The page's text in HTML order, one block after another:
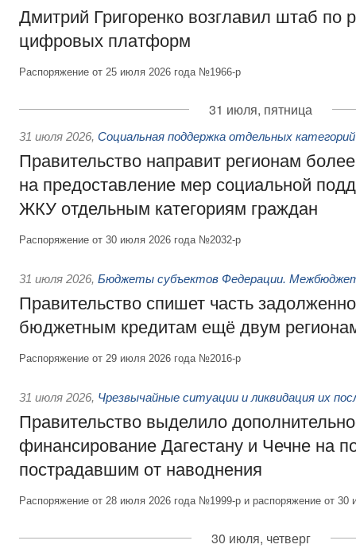
Дмитрий Григоренко возглавил штаб по
цифровых платформ
Распоряжение от 25 июля 2026 года №1966-р
31 июля, пятница
31 июля 2026, Социальная поддержка отдельных
Правительство направит регионам
на предоставление мер социальной
ЖКУ отдельным категориям граждан
Распоряжение от 30 июля 2026 года №2032-р
31 июля 2026, Бюджеты субъектов Федерации.
Правительство спишет часть
бюджетным кредитам ещё двум
Распоряжение от 29 июля 2026 года №2016-р
31 июля 2026, Чрезвычайные ситуации и ликвидация их
Правительство выделило
финансирование Дагестану и Чечне на
пострадавшим от наводнения
Распоряжение от 28 июля 2026 года №1999-р и распоряжение от
30 июля, четверг